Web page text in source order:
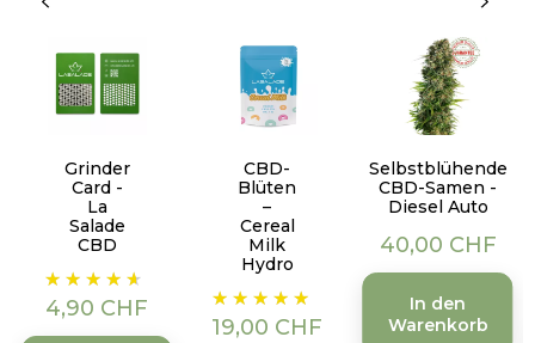
Grinder
Card -
La
Salade
CBD
Preis
4,90 CHF
CBD-
Blüten
–
Cereal
Milk
Hydro
Preis
19,00 CHF
Selbstblühende
CBD-Samen -
Diesel Auto
Preis
40,00 CHF
In den
Warenkorb